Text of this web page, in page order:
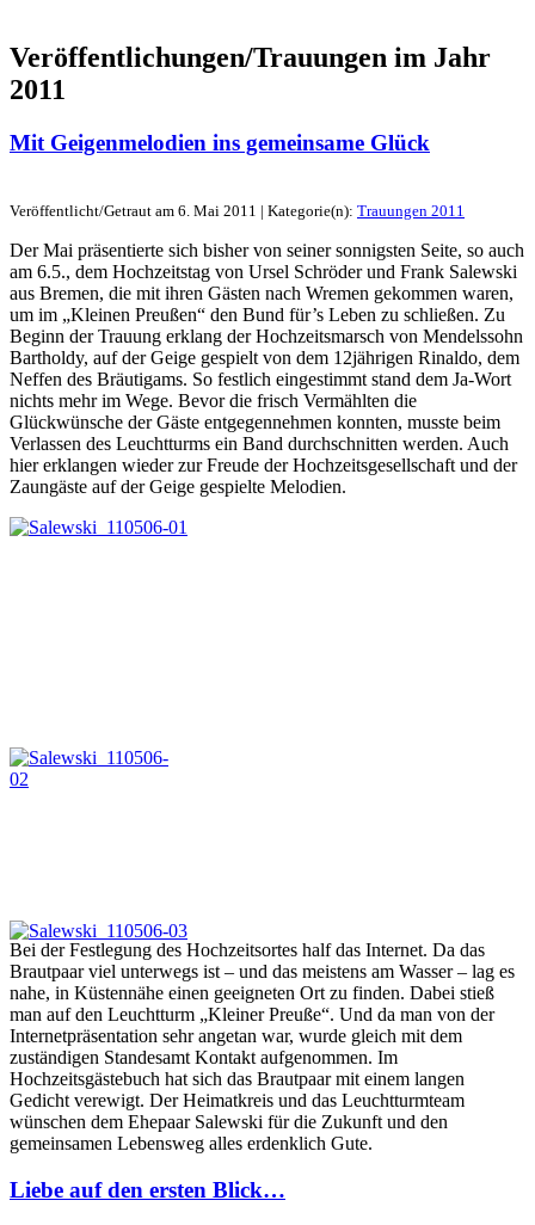
Veröffentlichungen/Trauungen im Jahr
2011
Mit Geigenmelodien ins gemeinsame Glück
Veröffentlicht/Getraut am 6. Mai 2011 | Kategorie(n): Trauungen 2011
Der Mai präsentierte sich bisher von seiner sonnigsten Seite, so auch
am 6.5., dem Hochzeitstag von Ursel Schröder und Frank Salewski
aus Bremen, die mit ihren Gästen nach Wremen gekommen waren,
um im „Kleinen Preußen“ den Bund für’s Leben zu schließen. Zu
Beginn der Trauung erklang der Hochzeitsmarsch von Mendelssohn
Bartholdy, auf der Geige gespielt von dem 12jährigen Rinaldo, dem
Neffen des Bräutigams. So festlich eingestimmt stand dem Ja-Wort
nichts mehr im Wege. Bevor die frisch Vermählten die
Glückwünsche der Gäste entgegennehmen konnten, musste beim
Verlassen des Leuchtturms ein Band durchschnitten werden. Auch
hier erklangen wieder zur Freude der Hochzeitsgesellschaft und der
Zaungäste auf der Geige gespielte Melodien.
Bei der Festlegung des Hochzeitsortes half das Internet. Da das
Brautpaar viel unterwegs ist – und das meistens am Wasser – lag es
nahe, in Küstennähe einen geeigneten Ort zu finden. Dabei stieß
man auf den Leuchtturm „Kleiner Preuße“. Und da man von der
Internetpräsentation sehr angetan war, wurde gleich mit dem
zuständigen Standesamt Kontakt aufgenommen. Im
Hochzeitsgästebuch hat sich das Brautpaar mit einem langen
Gedicht verewigt. Der Heimatkreis und das Leuchtturmteam
wünschen dem Ehepaar Salewski für die Zukunft und den
gemeinsamen Lebensweg alles erdenklich Gute.
Liebe auf den ersten Blick…